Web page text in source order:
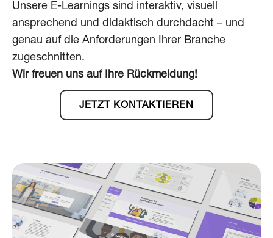
Unsere E-Learnings sind interaktiv, visuell
ansprechend und didaktisch durchdacht – und
genau auf die Anforderungen Ihrer Branche
zugeschnitten.
Wir freuen uns auf Ihre Rückmeldung!
JETZT KONTAKTIEREN